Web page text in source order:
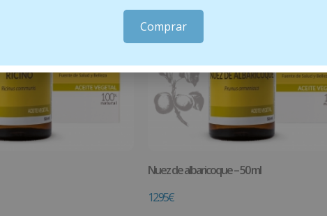
Nuez de albaricoque – 50 ml
12.95€
Comprar